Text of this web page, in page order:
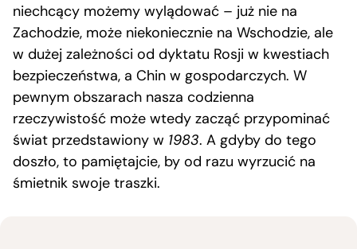
niechcący możemy wylądować – już nie na
Zachodzie, może niekoniecznie na Wschodzie, ale
w dużej zależności od dyktatu Rosji w kwestiach
bezpieczeństwa, a Chin w gospodarczych. W
pewnym obszarach nasza codzienna
rzeczywistość może wtedy zacząć przypominać
świat przedstawiony w 1983. A gdyby do tego
doszło, to pamiętajcie, by od razu wyrzucić na
śmietnik swoje traszki.